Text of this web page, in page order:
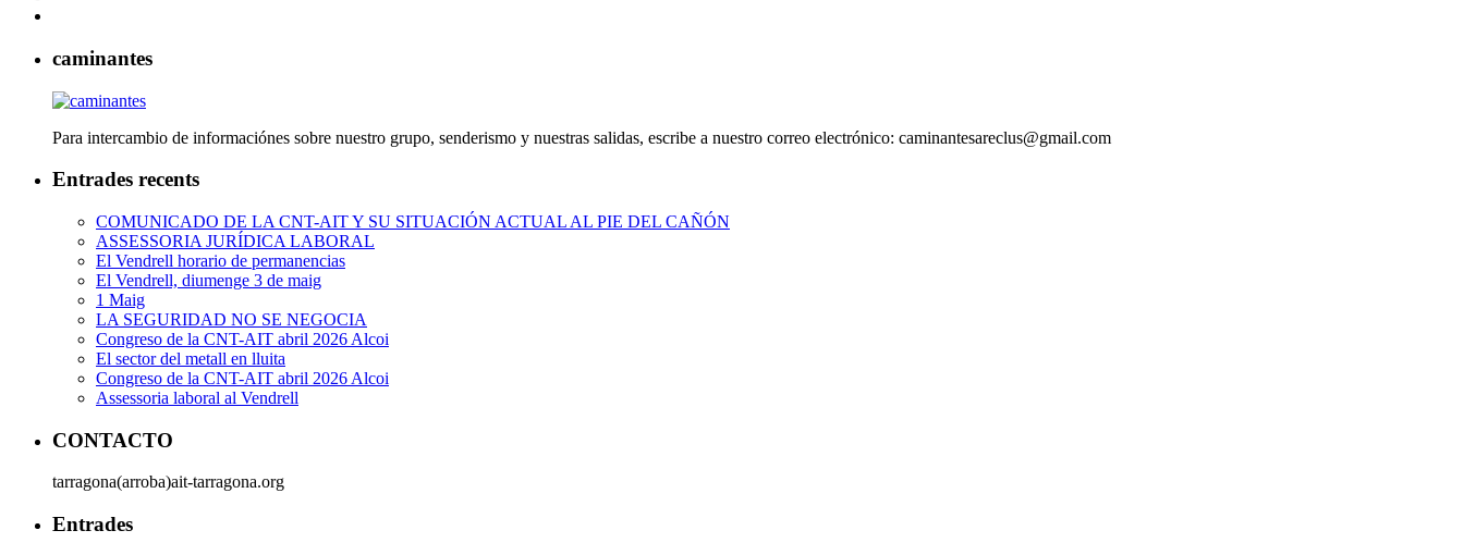
caminantes
Para intercambio de informaciónes sobre nuestro grupo, senderismo y nuestras salidas, escribe a nuestro correo electrónico: caminantesareclus@gmail.com
Entrades recents
COMUNICADO DE LA CNT-AIT Y SU SITUACIÓN ACTUAL AL PIE DEL CAÑÓN
ASSESSORIA JURÍDICA LABORAL
El Vendrell horario de permanencias
El Vendrell, diumenge 3 de maig
1 Maig
LA SEGURIDAD NO SE NEGOCIA
Congreso de la CNT-AIT abril 2026 Alcoi
El sector del metall en lluita
Congreso de la CNT-AIT abril 2026 Alcoi
Assessoria laboral al Vendrell
CONTACTO
tarragona(arroba)ait-tarragona.org
Entrades